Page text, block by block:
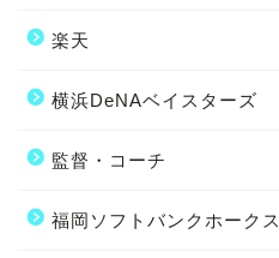
楽天
横浜DeNAベイスターズ
監督・コーチ
福岡ソフトバンクホークス